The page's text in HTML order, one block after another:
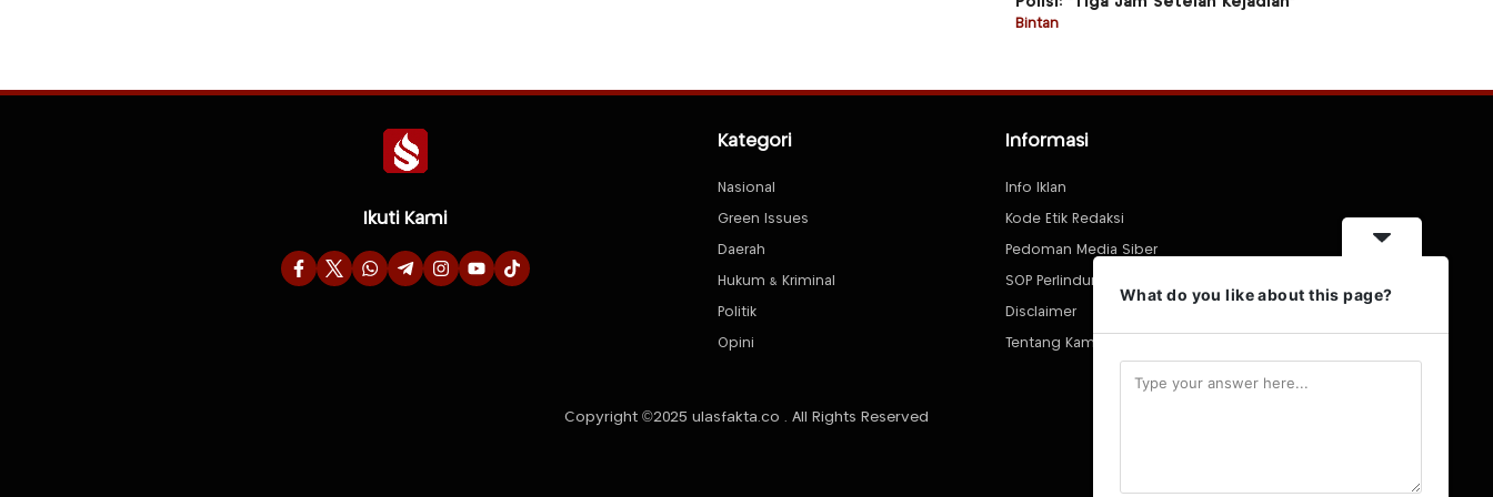
Bintan
Ikuti Kami
Kategori
Nasional
Green Issues
Daerah
Hukum & Kriminal
Politik
Opini
Informasi
Info Iklan
Kode Etik Redaksi
Pedoman Media Siber
SOP Perlindungan Wartawan
Disclaimer
Tentang Kami
Copyright ©2025 ulasfakta.co . All Rights Reserved
What do you like about this page?